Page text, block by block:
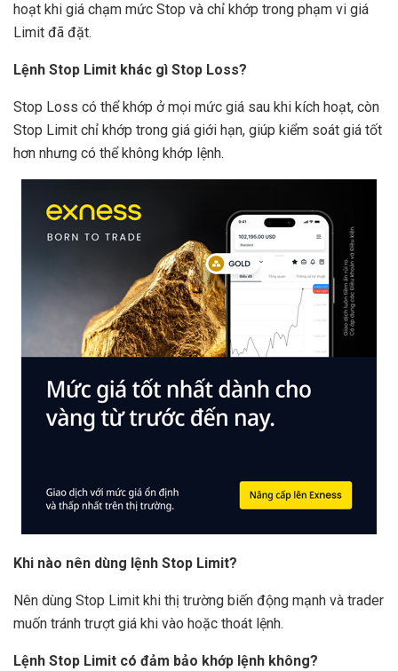
hoạt khi giá chạm mức Stop và chỉ khớp trong phạm vi giá
Limit đã đặt.
Lệnh Stop Limit khác gì Stop Loss?
Stop Loss có thể khớp ở mọi mức giá sau khi kích hoạt, còn
Stop Limit chỉ khớp trong giá giới hạn, giúp kiểm soát giá tốt
hơn nhưng có thể không khớp lệnh.
Khi nào nên dùng lệnh Stop Limit?
Nên dùng Stop Limit khi thị trường biến động mạnh và trader
muốn tránh trượt giá khi vào hoặc thoát lệnh.
Lệnh Stop Limit có đảm bảo khớp lệnh không?